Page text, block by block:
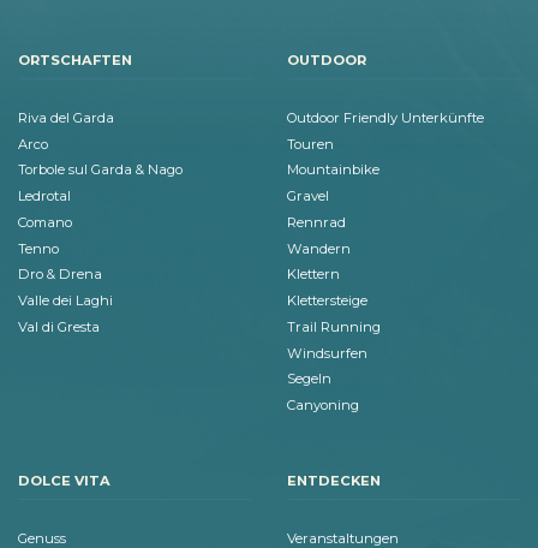
ORTSCHAFTEN
Riva del Garda
Arco
Torbole sul Garda & Nago
Ledrotal
Comano
Tenno
Dro & Drena
Valle dei Laghi
Val di Gresta
OUTDOOR
Outdoor Friendly Unterkünfte
Touren
Mountainbike
Gravel
Rennrad
Wandern
Klettern
Klettersteige
Trail Running
Windsurfen
Segeln
Canyoning
DOLCE VITA
Genuss
ENTDECKEN
Veranstaltungen